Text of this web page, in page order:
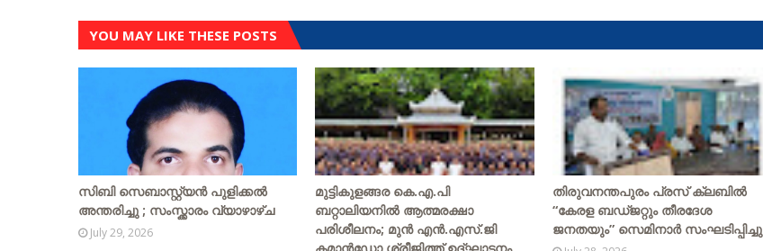
YOU MAY LIKE THESE POSTS
സിബി സെബാസ്റ്റ്യന്‍ പുളിക്കല്‍
അന്തരിച്ചു ; സംസ്ക്കാരം വ്യാഴാഴ്ച
July 29, 2026
മുട്ടികുളങ്ങര കെ.എ.പി
ബറ്റാലിയനിൽ ആത്മരക്ഷാ
പരിശീലനം; മുൻ എൻ.എസ്.ജി
തിരുവനന്തപുരം പ്രസ് ക്ലബിൽ
“കേരള ബഡ്ജറ്റും തീരദേശ
ജനതയും” സെമിനാർ സംഘടിപ്പിച്ചു